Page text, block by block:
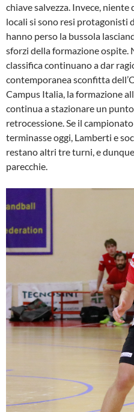
chiave salvezza. Invece,
locali si sono resi protagonisti
hanno perso la bussola
sforzi della formazione
classifica continuano a dar
contemporanea sconfitta
Campus Italia, la formazione
continua a stazionare un
retrocessione. Se il
terminasse oggi, Lamberti e
restano altri tre turni, e
parecchie.